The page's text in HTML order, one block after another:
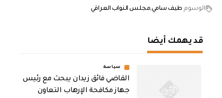
الوسوم طيف ساميمجلس النواب العراقي
قد يهمك أيضا
سياسة
القاضي فائق زيدان يبحث مع رئيس
جهاز مكافحة الإرهاب التعاون